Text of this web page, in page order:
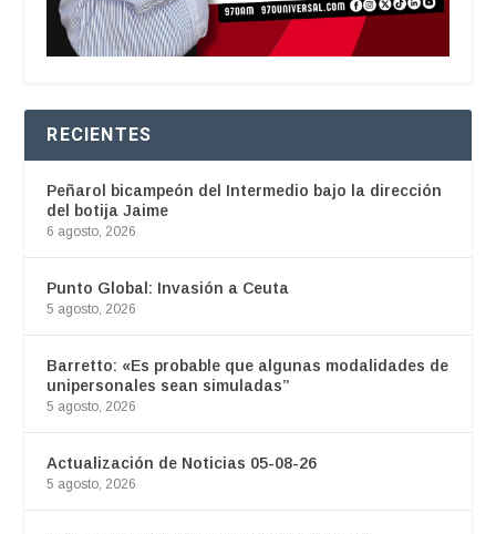
RECIENTES
Peñarol bicampeón del Intermedio bajo la dirección
del botija Jaime
6 agosto, 2026
Punto Global: Invasión a Ceuta
5 agosto, 2026
Barretto: «Es probable que algunas modalidades de
unipersonales sean simuladas”
5 agosto, 2026
Actualización de Noticias 05-08-26
5 agosto, 2026